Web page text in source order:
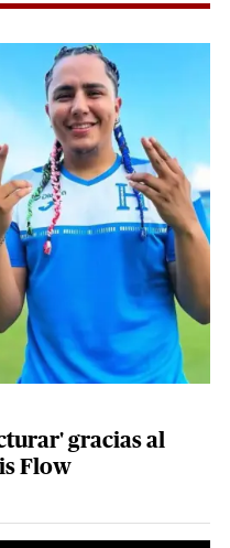
gracias al
Flow